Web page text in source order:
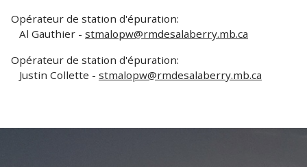
Opérateur de station d'épuration:
Al Gauthier - stmalopw@rmdesalaberry.mb.ca
Opérateur de station d'épuration:
Justin Collette - stmalopw@rmdesalaberry.mb.ca